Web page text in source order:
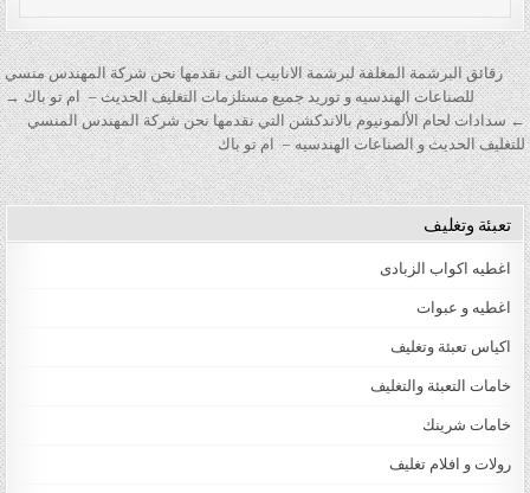
تصفّح المقالات
رقائق البرشمة المغلفة لبرشمة الانابيب التى نقدمها نحن شركة المهندس منسي
للصناعات الهندسيه و توريد جميع مستلزمات التغليف الحديث – ام تو باك →
← سدادات لحام الألمونيوم بالاندكشن التي نقدمها نحن شركة المهندس المنسي
للتغليف الحديث و الصناعات الهندسيه – ام تو باك
تعبئة وتغليف
اغطيه اكواب الزبادى
اغطيه و عبوات
اكياس تعبئة وتغليف
خامات التعبئة والتغليف
خامات شرينك
رولات و افلام تغليف